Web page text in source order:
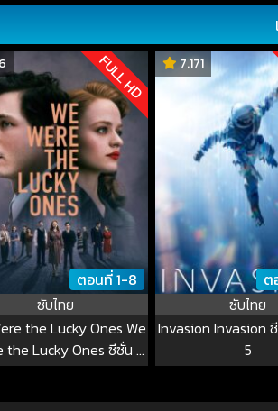
FULL HD
ตอนที่ 1-8
ซับไทย
the Lucky Ones We
the Lucky Ones ซีซั่น 1
EP.1-5
7.171
ต
ซับไทย
Invasion Invasion
5